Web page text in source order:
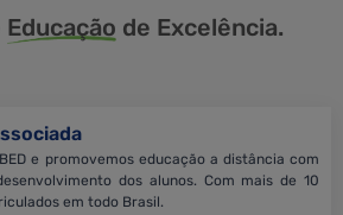
Educação de Excelência.
e promovemos educação a distância com
dos alunos. Com mais de 10
em todo Brasil.